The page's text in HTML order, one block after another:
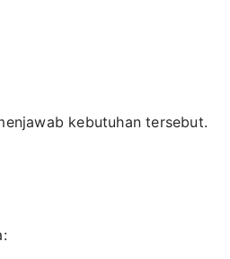
kebutuhan tersebut.